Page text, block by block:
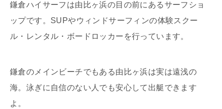
鎌倉ハイサーフは由比ヶ浜の目の前にあるサーフショ
ップです。SUPやウィンドサーフィンの体験スクー
ル・レンタル・ボードロッカーを行っています。
鎌倉のメインビーチでもある由比ヶ浜は実は遠浅の
海。泳ぎに自信のない人でも安心して出艇できます
よ。